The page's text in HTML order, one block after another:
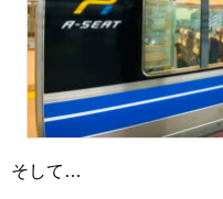
そして…